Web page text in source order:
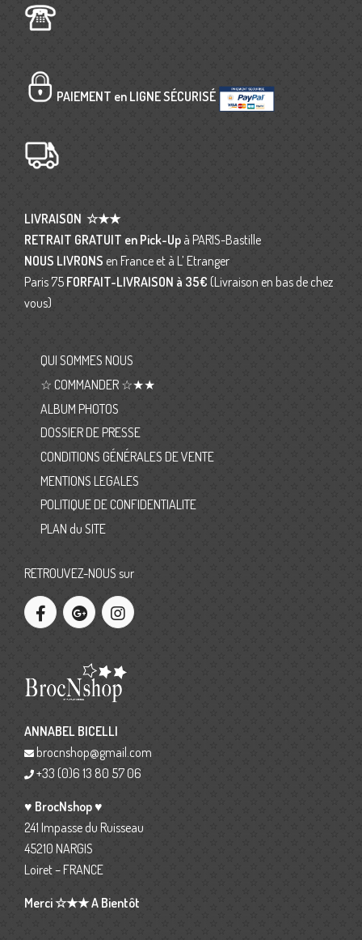
PAIEMENT en LIGNE SÉCURISÉ
LIVRAISON ☆★★
RETRAIT GRATUIT en Pick-Up à PARIS-Bastille
NOUS LIVRONS en France et à L’ Etranger
Paris 75 FORFAIT-LIVRAISON à 35€ (Livraison en bas de chez
vous)
QUI SOMMES NOUS
☆ COMMANDER ☆★★
ALBUM PHOTOS
DOSSIER DE PRESSE
CONDITIONS GÉNÉRALES DE VENTE
MENTIONS LEGALES
POLITIQUE DE CONFIDENTIALITE
PLAN du SITE
RETROUVEZ-NOUS sur
ANNABEL BICELLI
brocnshop@gmail.com
+33 (0)6 13 80 57 06
♥ BrocNshop ♥
241 Impasse du Ruisseau
45210 NARGIS
Loiret – FRANCE
Merci ☆★★ A Bientôt